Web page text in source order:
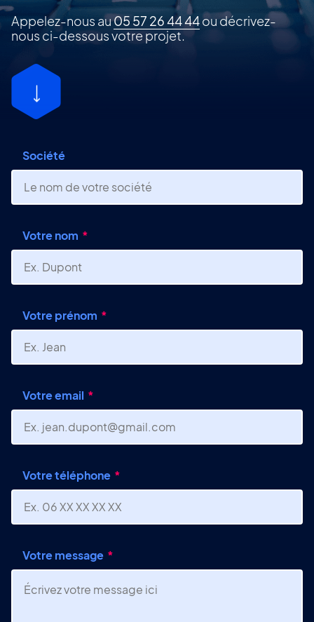
Appelez-nous au05 57 26 44 44ou décrivez-
nous ci-dessous votre projet.
Société
Votre nom
Votre prénom
Votre email
Votre téléphone
Votre message